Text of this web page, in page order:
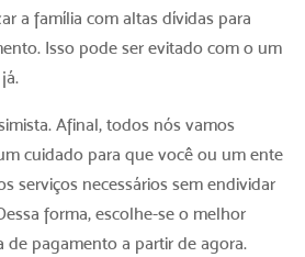
a família com altas dívidas para
Isso pode ser evitado com o um
Afinal, todos nós vamos
cuidado para que você ou um ente
serviços necessários sem endividar
forma, escolhe-se o melhor
de pagamento a partir de agora.